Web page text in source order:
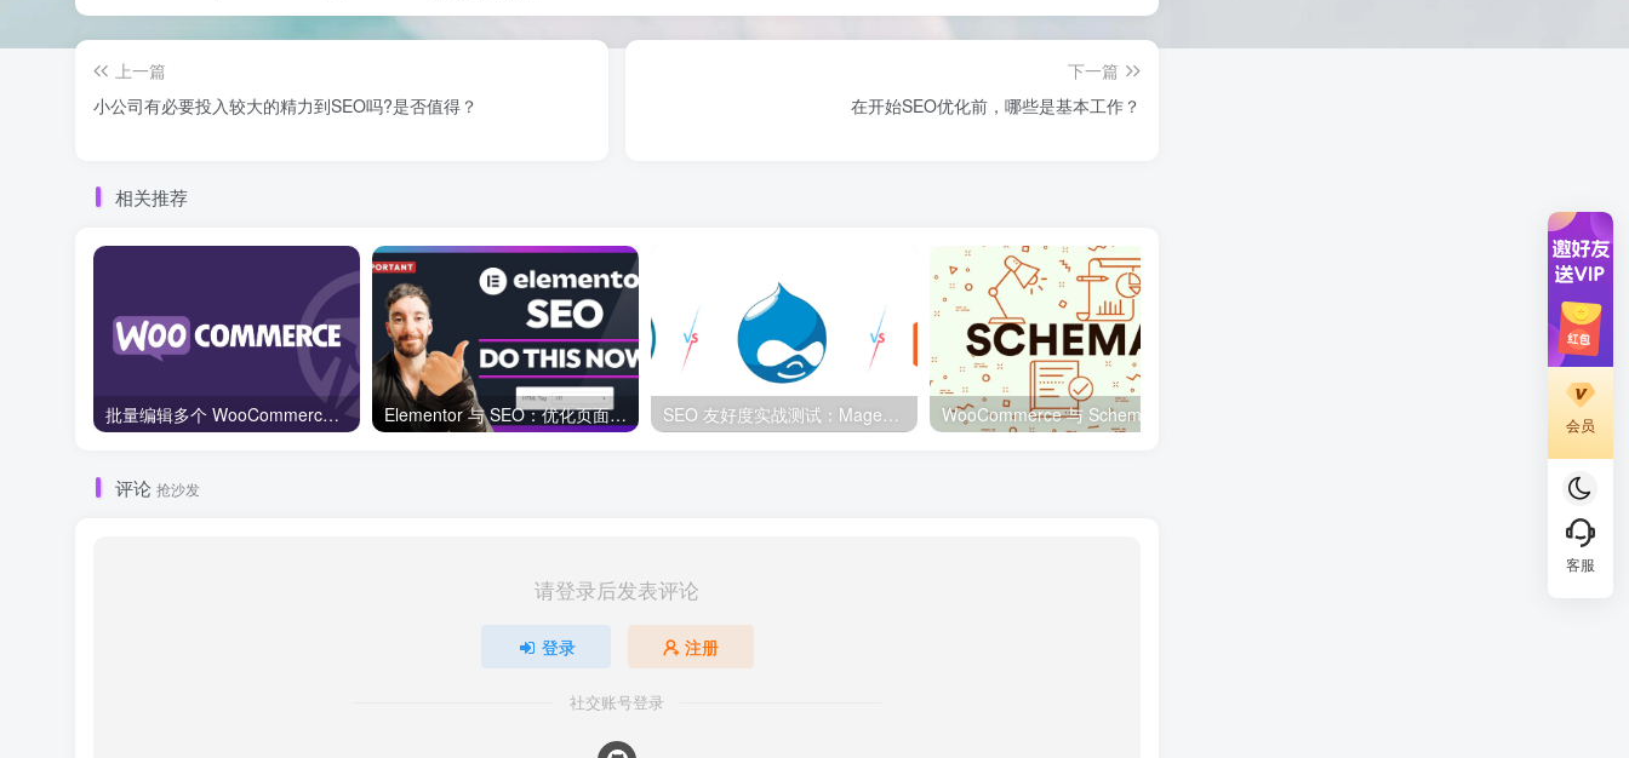
上一篇
小公司有必要投入较大的精力到SEO吗?是否值得？
下一篇
在开始SEO优化前，哪些是基本工作？
相关推荐
批量编辑多个 WooCommerce 产品变体价格的 2 个方法？ Elementor 与 SEO：优化页面结构和加载速度的最佳实践 SEO 友好度实战测试：Magento、WordPress、Drupal 在核心 SEO 要素上的表现对比
评论 抢沙发
请登录后发表评论
登录 注册
社交账号登录
会员
客服